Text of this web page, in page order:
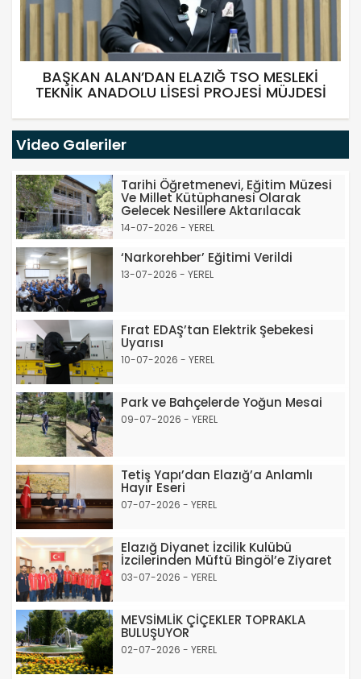
BAŞKAN ALAN’DAN ELAZIĞ TSO MESLEKİ
TEKNİK ANADOLU LİSESİ PROJESİ MÜJDESİ
Video Galeriler
Tarihi Öğretmenevi, Eğitim Müzesi
Ve Millet Kütüphanesi Olarak
Gelecek Nesillere Aktarılacak
14-07-2026 - YEREL
‘Narkorehber’ Eğitimi Verildi
13-07-2026 - YEREL
Fırat EDAŞ’tan Elektrik Şebekesi
Uyarısı
10-07-2026 - YEREL
Park ve Bahçelerde Yoğun Mesai
09-07-2026 - YEREL
Tetiş Yapı’dan Elazığ’a Anlamlı
Hayır Eseri
07-07-2026 - YEREL
Elazığ Diyanet İzcilik Kulübü
İzcilerinden Müftü Bingöl’e Ziyaret
03-07-2026 - YEREL
MEVSİMLİK ÇİÇEKLER TOPRAKLA
BULUŞUYOR
02-07-2026 - YEREL